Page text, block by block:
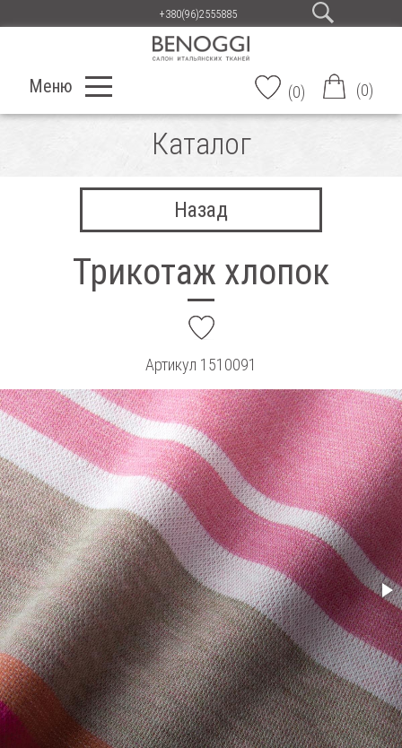
+380(96)2555885
Меню (0) (0)
Каталог
Назад
Трикотаж хлопок
Артикул 1510091